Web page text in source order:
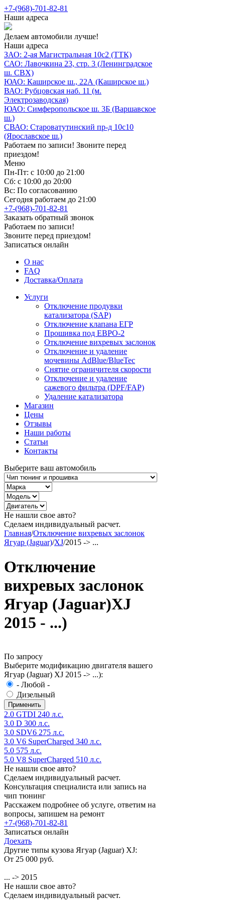
+7-(968)-701-82-81
Наши адреса
Делаем автомобили лучше!
Наши адреса
ЗАО: 2-ая Магистральная 10с2 (ТТК)
САО: Лавочкина 23, стр. 3 (Ленинградское
ш. СВХ)
ЮАО: Каширское ш., 22А (Каширское ш.)
ВАО: Рубцовская наб. 11 (м.
Электрозаводская)
ЮАО: Симферопольское ш. 3Б (Варшавское
ш.)
СВАО: Староватутинский пр-д 10с10
(Ярославское ш.)
Работаем по записи! Звоните перед
приездом!
Меню
Пн-Пт: с 10:00 до 21:00
Сб: с 10:00 до 20:00
Вс: По согласованию
Сегодня работаем до 21:00
+7-(968)-701-82-81
Заказать обратный звонок
Работаем по записи!
Звоните перед приездом!
Записаться онлайн
О нас
FAQ
Доставка/Оплата
Услуги
Отключение продувки
катализатора (SAP)
Отключение клапана ЕГР
Прошивка под ЕВРО-2
Отключение вихревых заслонок
Отключение и удаление
мочевины AdBlue/BlueTec
Снятие ограничителя скорости
Отключение и удаление
сажевого фильтра (DPF/FAP)
Удаление катализатора
Магазин
Цены
Отзывы
Наши работы
Статьи
Контакты
Выберите ваш автомобиль
Не нашли свое авто?
Сделаем индивидуальный расчет.
Главная/Отключение вихревых заслонок
Ягуар (Jaguar)/XJ/2015 -> ...
Отключение
вихревых заслонок
Ягуар (Jaguar)XJ
2015 - ...)
По запросу
Выберите модификацию двигателя вашего
Ягуар (Jaguar) XJ 2015 -> ...):
- Любой -
Дизельный
2.0 GTDI 240 л.с.
3.0 D 300 л.с.
3.0 SDV6 275 л.с.
3.0 V6 SuperCharged 340 л.с.
5.0 575 л.с.
5.0 V8 SuperCharged 510 л.с.
Не нашли свое авто?
Сделаем индивидуальный расчет.
Консультация специалиста или запись на
чип тюнинг
Расскажем подробнее об услуге, ответим на
вопросы, запишем на ремонт
+7-(968)-701-82-81
Записаться онлайн
Доехать
Другие типы кузова Ягуар (Jaguar) XJ:
От 25 000 руб.
... -> 2015
Не нашли свое авто?
Сделаем индивидуальный расчет.